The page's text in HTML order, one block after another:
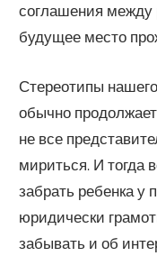
соглашения между
будущее место
Стереотипы
обычно
не все
мириться. И тогда
забрать ребенка у
юридически
забывать и об